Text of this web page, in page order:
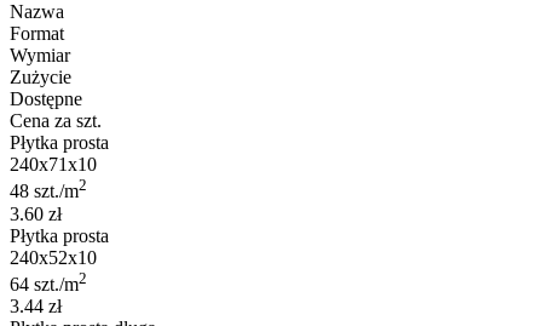
Nazwa
Format
Wymiar
Zużycie
Dostępne
Cena za szt.
Płytka prosta
240x71x10
48 szt./m2
3.60 zł
Płytka prosta
240x52x10
64 szt./m2
3.44 zł